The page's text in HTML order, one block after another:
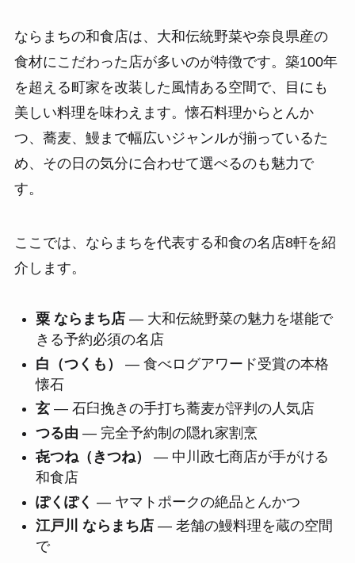
ならまちの和食店は、大和伝統野菜や奈良県産の
食材にこだわった店が多いのが特徴です。築100年
を超える町家を改装した風情ある空間で、目にも
美しい料理を味わえます。懐石料理からとんか
つ、蕎麦、鰻まで幅広いジャンルが揃っているた
め、その日の気分に合わせて選べるのも魅力で
す。
ここでは、ならまちを代表する和食の名店8軒を紹
介します。
粟 ならまち店— 大和伝統野菜の魅力を堪能で
きる予約必須の名店
白（つくも）
— 食べログアワード受賞の本格
懐石
玄— 石臼挽きの手打ち蕎麦が評判の人気店
つる由 — 完全予約制の隠れ家割烹
㐂つね（きつね）
— 中川政七商店が手がける
和食店
ぽくぽく — ヤマトポークの絶品とんかつ
江戸川 ならまち店— 老舗の鰻料理を蔵の空間
で